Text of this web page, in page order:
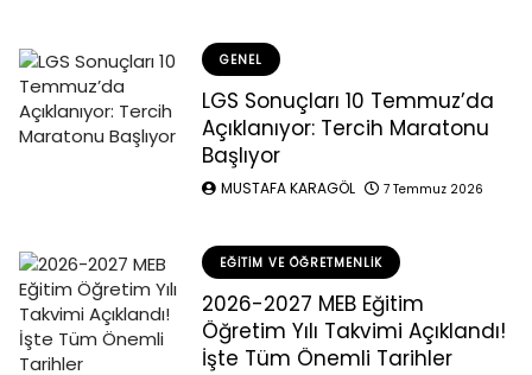
GENEL
LGS Sonuçları 10 Temmuz’da
Açıklanıyor: Tercih Maratonu
Başlıyor
MUSTAFA KARAGÖL 7 Temmuz 2026
EĞITIM VE ÖĞRETMENLIK
2026-2027 MEB Eğitim
Öğretim Yılı Takvimi Açıklandı!
İşte Tüm Önemli Tarihler